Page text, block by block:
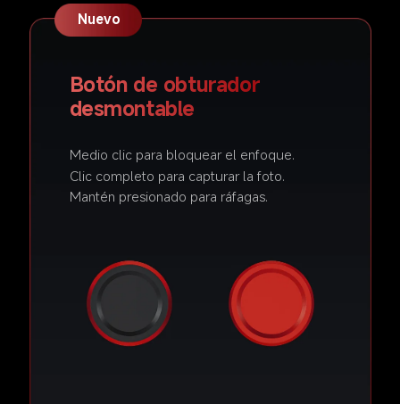
Nuevo
Botón de obturador
desmontable
Medio clic para bloquear el enfoque.
Clic completo para capturar la foto.
Mantén presionado para ráfagas.